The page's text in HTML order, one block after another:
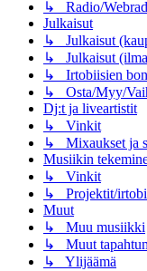
↳ Radio/
Julkaisut
↳ Julkaisut
↳ Julkaisut
↳ Irtobiisien
↳ Osta/Myy/
Dj:t ja liveartistit
↳ Vinkit
↳ Mixaukset ja
Musiikin
↳ Vinkit
↳ Projektit/
Muut
↳ Muu musiikki
↳ Muut
↳ Ylijäämä